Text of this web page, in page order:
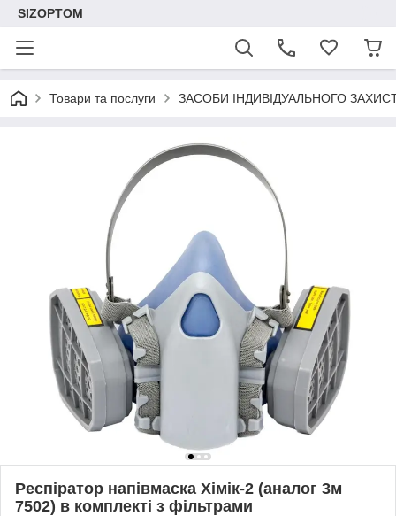
SIZOPTOM
Товари та послуги ЗАСОБИ ІНДИВІДУАЛЬНОГО
Респіратор напівмаска Хімік-2 (аналог 3м
7502) в комплекті з фільтрами